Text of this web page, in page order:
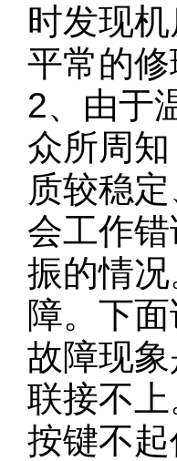
时发现
平常的
2、由于
众所周
质较稳
会工作
振的情
障。下面
故障现
联接不
按键不